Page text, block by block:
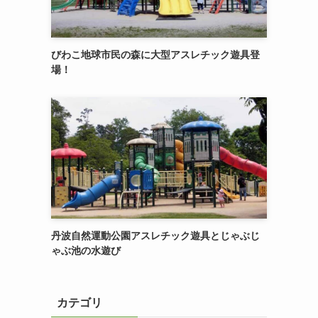
びわこ地球市民の森に大型アスレチック遊具登
場！
丹波自然運動公園アスレチック遊具とじゃぶじ
ゃぶ池の水遊び
カテゴリ